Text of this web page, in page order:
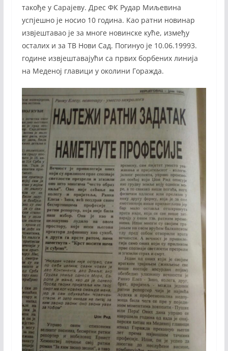
такође у Сарајеву. Дрес ФК Рудар Миљевина
успјешно је носио 10 година. Као ратни новинар
извјештавао је за многе новинске куће, између
осталих и за ТВ Нови Сад. Погинуо је 10.06.19993.
године извјештавајући са првих борбених линија
на Меденој главици у околини Горажда.